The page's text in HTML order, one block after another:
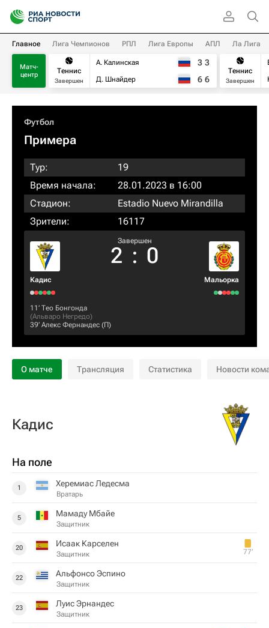
Главное Лига Чемпионов РПЛ Лига Европы АПЛ Ла Лига
Матч-
центр
Теннис
Завершен
А. Калинская
Д. Шнайдер
3 3
6 6
Теннис
Завершен
Футбол
Примера
Тур:
19
Время начала:
28.01.2023 в 16:00
Стадион:
Estadio Nuevo Mirandilla
Зрители:
16117
Кадис
Завершен
2 : 0
Мальорка
11‎’‎ Тео Бонгонда
(Альваро Негредо)
39‎’‎ Алекс Фернандес (П)
О матче Трансляция Статистика Новости
Кадис
На поле
1 Херемиас Ледесма
Вратарь
5 Мамаду Мбайе
Защитник
20 Исаак Карселен
Защитник 77‎’‎
22 Альфонсо Эспино
Защитник
23 Луис Эрнандес
Защитник